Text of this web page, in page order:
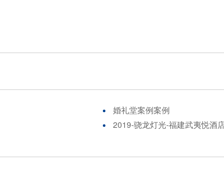
婚礼堂案例案例
2019-骁龙灯光-福建武夷悦酒